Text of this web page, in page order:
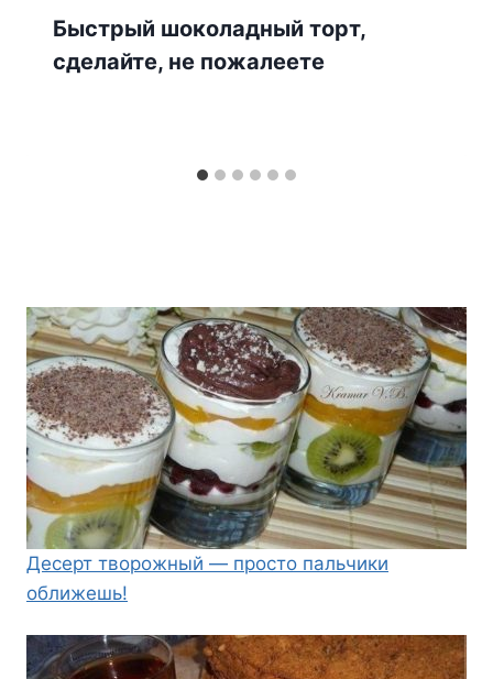
Быстрый шоколадный торт,
сделайте, не пожалеете
Десерт творожный — просто пальчики
оближешь!